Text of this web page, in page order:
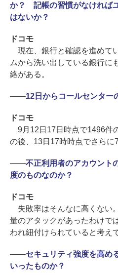
か？ 記帳の習慣がなければ
はないか？
ドコモ
現在、銀行と確認を進めて
ムから洗い出している銀行に
絡がある。
――12日からコールセンター
ドコモ
9月12日17日時点で1496件
の後、13日17時時点でさらに
――不正利用者のアカウント
度のものなのか？
ドコモ
失敗率はそんなに高くない
量のアタックがあったわけで
われ紐付けられていると考え
――セキュリティ強度を高め
いったものか？